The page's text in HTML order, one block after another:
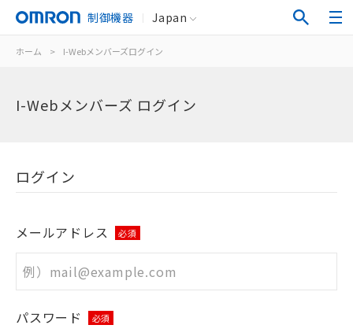
制御機器 Japan
ホーム > I-Webメンバーズログイン
I-Webメンバーズ ログイン
ログイン
メールアドレス 必須
パスワード 必須